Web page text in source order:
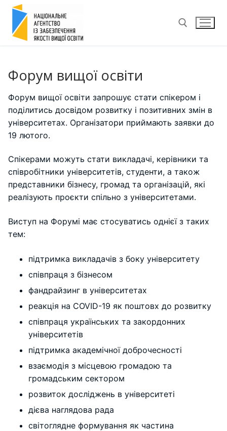
Перейти
вмісту
Форум вищої освіти
Форум вищої освіти запрошує стати спікером і
поділитись досвідом розвитку і позитивних змін в
університетах. Організатори приймають заявки до
19 лютого.
Спікерами можуть стати викладачі, керівники та
співробітники університетів, студенти, а також
представники бізнесу, громад та організацій, які
реалізують проєкти спільно з університетами.
Виступ на Форумі має стосуватись однієї з таких
тем:
підтримка викладачів з боку університету
співпраця з бізнесом
фандрайзинг в університетах
реакція на COVID-19 як поштовх до розвитку
співпраця українських та закордонних
університетів
підтримка академічної доброчесності
взаємодія з місцевою громадою та
громадським сектором
розвиток досліджень в університеті
дієва наглядова рада
світоглядне формування як частина